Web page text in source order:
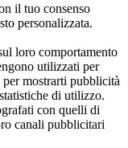
il tuo consenso
personalizzata.
loro comportamento
utilizzati per
mostrarti pubblicità
di utilizzo.
con quelli di
canali pubblicitari